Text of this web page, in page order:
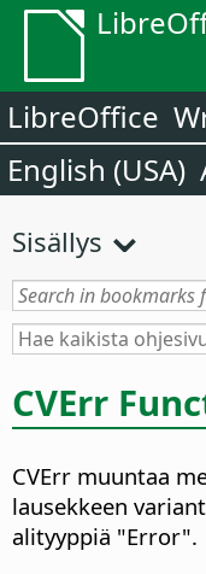
LibreOffice
English (USA)
Sisällys
CVErr
CVErr muuntaa
lausekkeen
alityyppiä "Error".